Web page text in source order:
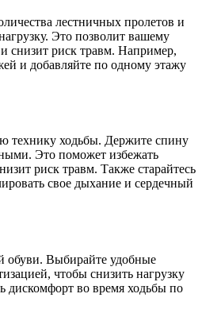
лестничных пролетов и
Это позволит вашему
снизит риск травм. Например,
и добавляйте по одному этажу
технику ходьбы. Держите спину
Это поможет избежать
риск травм. Также старайтесь
свое дыхание и сердечный
обуви. Выбирайте удобные
чтобы снизить нагрузку
дискомфорт во время ходьбы по